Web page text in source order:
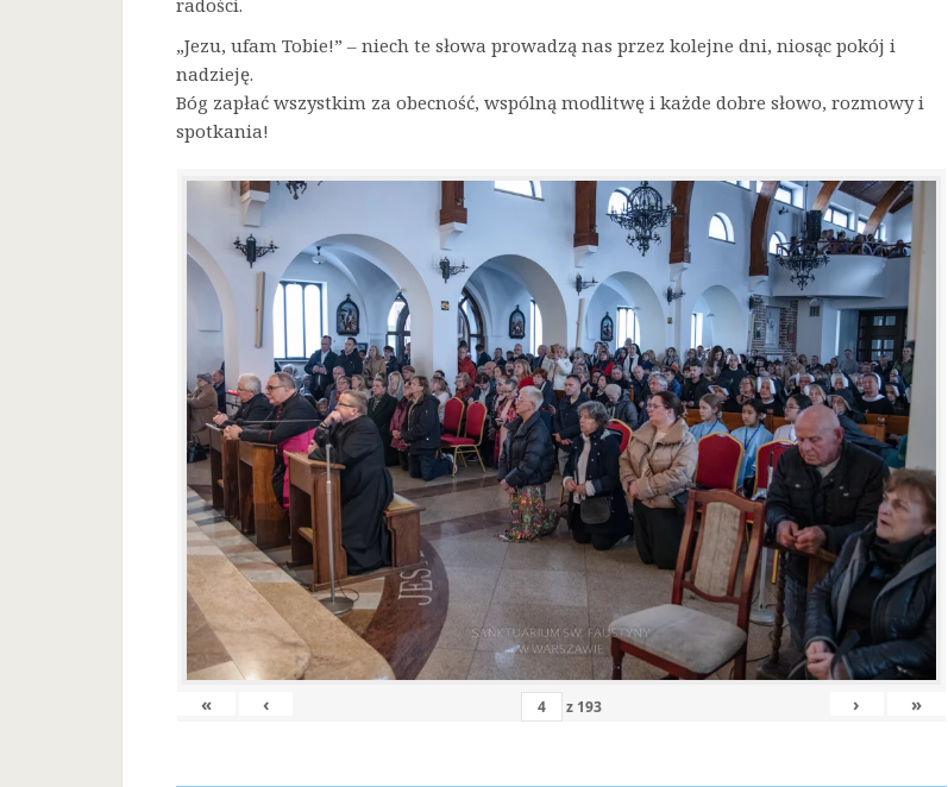
radości.
„Jezu, ufam Tobie!” – niech te słowa prowadzą nas przez kolejne dni, niosąc pokój i
nadzieję.
Bóg zapłać wszystkim za obecność, wspólną modlitwę i każde dobre słowo, rozmowy i
spotkania!
« ‹ z 193 › »